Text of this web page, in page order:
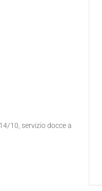
10, servizio docce a